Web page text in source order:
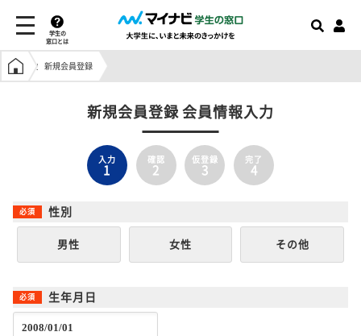
学生の
窓口とは
学生の窓口トップ
新規会員登録
新規会員登録 会員情報入力
入力
1
確認
2
仮登録
3
完了
4
性別
男性 女性 その他
生年月日